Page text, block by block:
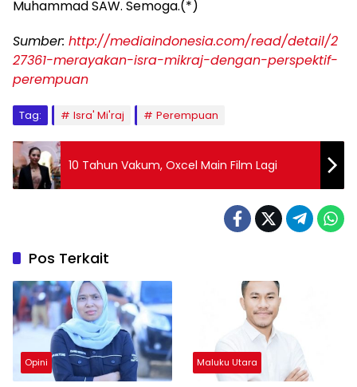
Muhammad SAW. Semoga.(*)
Sumber: http://mediaindonesia.com/read/detail/2
27361-merayakan-isra-mikraj-dengan-perspektif-
perempuan
Tag: Isra' Mi'raj Perempuan
10 Tahun Vakum, Oxcel Main Film Lagi
Pos Terkait
Opini Maluku Utara